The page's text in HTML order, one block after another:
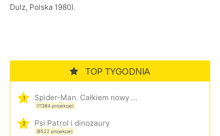
Dulz, Polska 1980).
TOP TYGODNIA
1 Spider-Man. Całkiem nowy dzień
(11384 projekcje)
2 Psi Patrol i dinozaury
(8522 projekcje)